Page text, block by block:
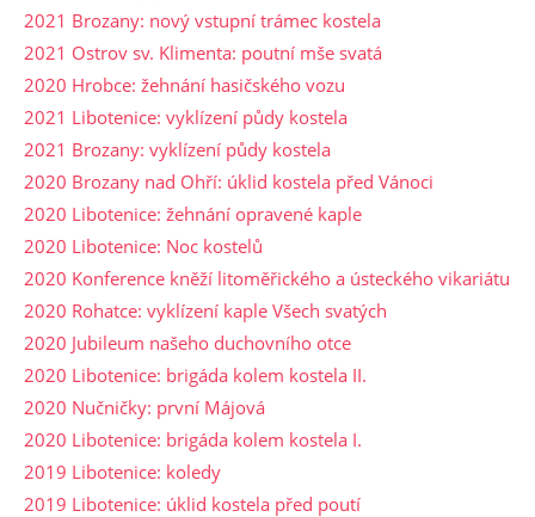
2021 Brozany: nový vstupní trámec kostela
2021 Ostrov sv. Klimenta: poutní mše svatá
2020 Hrobce: žehnání hasičského vozu
2021 Libotenice: vyklízení půdy kostela
2021 Brozany: vyklízení půdy kostela
2020 Brozany nad Ohří: úklid kostela před Vánoci
2020 Libotenice: žehnání opravené kaple
2020 Libotenice: Noc kostelů
2020 Konference kněží litoměřického a ústeckého vikariátu
2020 Rohatce: vyklízení kaple Všech svatých
2020 Jubileum našeho duchovního otce
2020 Libotenice: brigáda kolem kostela II.
2020 Nučničky: první Májová
2020 Libotenice: brigáda kolem kostela I.
2019 Libotenice: koledy
2019 Libotenice: úklid kostela před poutí